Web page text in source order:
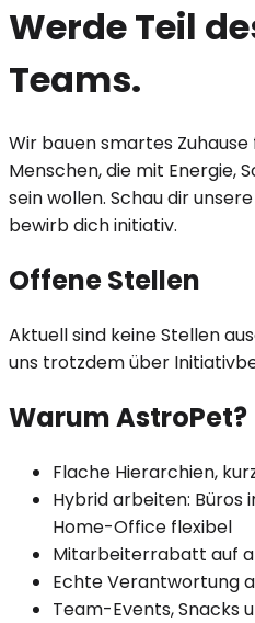
Werde Teil
Teams.
Wir bauen smartes
Menschen, die mit Energie,
sein wollen. Schau dir
bewirb dich initiativ.
Offene Stellen
Aktuell sind keine Stellen
uns trotzdem über
Warum AstroPet?
Flache Hierarchien,
Hybrid arbeiten: Büros
Home-Office flexibel
Mitarbeiterrabatt auf
Echte Verantwortung
Team-Events, Snacks